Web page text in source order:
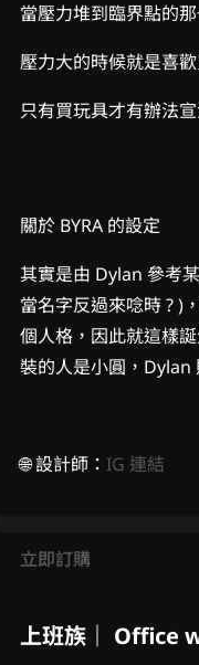
當壓力堆到臨界點的
壓力大的時候就是喜歡
只有買玩具才有辦法
關於 BYRA 的設定
其實是由 Dylan 參考
當名字反過來唸時 ? )
個人格，因此就這樣
裝的人是小圓，Dylan
🌐 設計師： IG 連結
立即訂購
上班族｜ Office